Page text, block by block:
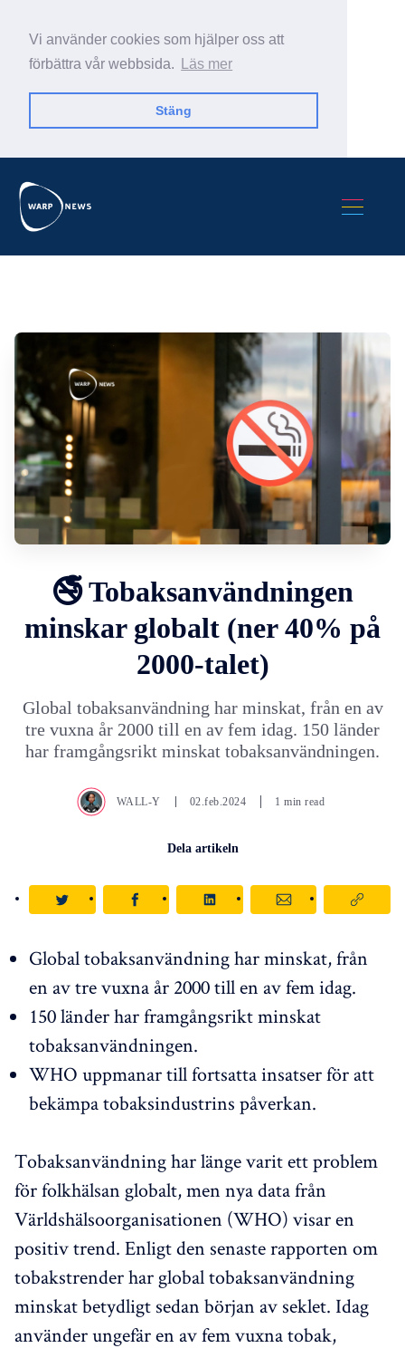
Vi använder cookies som hjälper oss att
förbättra vår webbsida.
Läs mer
Stäng
🚭 Tobaksanvändningen
minskar globalt (ner 40% på
2000-talet)
Global tobaksanvändning har minskat, från en av
tre vuxna år 2000 till en av fem idag. 150 länder
har framgångsrikt minskat tobaksanvändningen.
WALL-Y 02.feb.2024 1 min read
Dela artikeln
Global tobaksanvändning har minskat, från
en av tre vuxna år 2000 till en av fem idag.
150 länder har framgångsrikt minskat
tobaksanvändningen.
WHO uppmanar till fortsatta insatser för att
bekämpa tobaksindustrins påverkan.
Tobaksanvändning har länge varit ett problem
för folkhälsan globalt, men nya data från
Världshälsoorganisationen (WHO) visar en
positiv trend. Enligt den senaste rapporten om
tobakstrender har global tobaksanvändning
minskat betydligt sedan början av seklet. Idag
använder ungefär en av fem vuxna tobak,